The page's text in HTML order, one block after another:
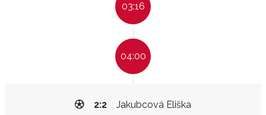
03:16
04:00
Jakubcová Eliška
2:2